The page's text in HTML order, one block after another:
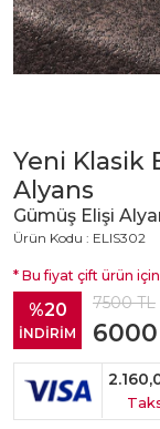
Yeni Klasik
Alyans
Gümüş Elişi
Ürün Kodu : ELIS302
* Bu fiyat çift ürün
%20
İNDİRİM
7500TL
6000